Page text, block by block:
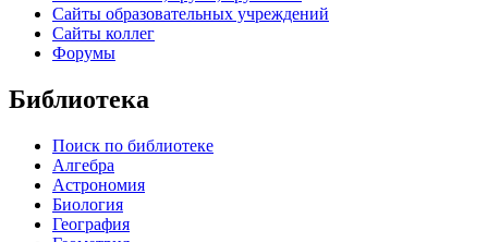
Сайты образовательных учреждений
Сайты коллег
Форумы
Библиотека
Поиск по библиотеке
Алгебра
Астрономия
Биология
География